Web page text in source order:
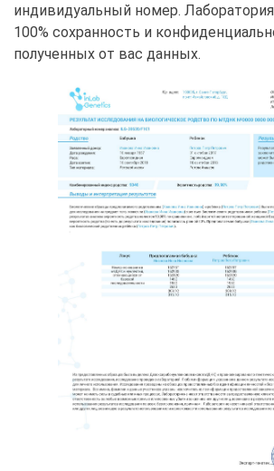
индивидуальный номер.
100% сохранность и
полученных от вас данных.